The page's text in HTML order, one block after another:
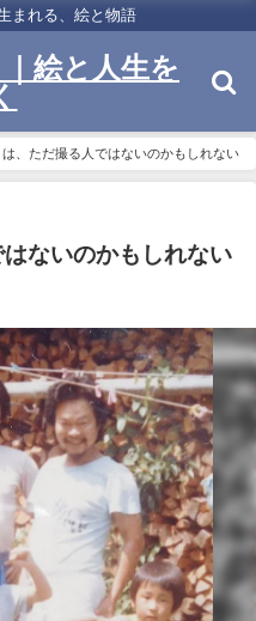
まれる、絵と物語
絵と人生を
、ただ撮る人ではないのかもしれない
ないのかもしれない